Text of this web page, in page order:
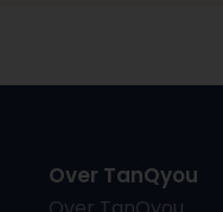
Over TanQyou